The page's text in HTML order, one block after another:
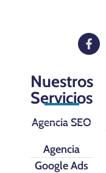
Nuestros
Servicios
Agencia SEO
Agencia
Google Ads